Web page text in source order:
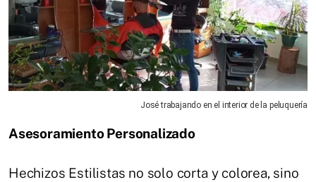
José trabajando en el interior de la peluquería
Asesoramiento Personalizado
Hechizos Estilistas no solo corta y colorea, sino